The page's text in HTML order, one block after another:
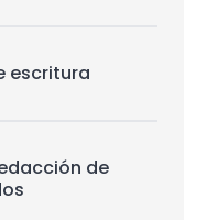
escritura
de